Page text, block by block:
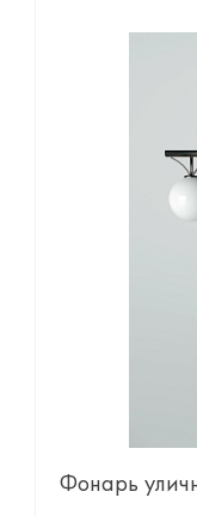
Фонарь